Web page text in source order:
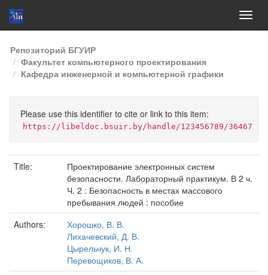
Skip
navigation
Репозиторий БГУИР
Факультет компьютерного проектирования
Кафедра инженерной и компьютерной графики
Please use this identifier to cite or link to this item:
https://libeldoc.bsuir.by/handle/123456789/36467
Title:
Проектирование электронных систем
безопасности. Лабораторный практикум. В 2 ч.
Ч. 2 : Безопасность в местах массового
пребывания людей : пособие
Authors:
Хорошко, В. В.
Лихачевский, Д. В.
Цырельчук, И. Н.
Перевощиков, В. А.